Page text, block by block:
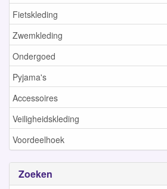
Fietskleding
Zwemkleding
Ondergoed
Pyjama's
Accessoires
Veiligheidskleding
Voordeelhoek
Zoeken